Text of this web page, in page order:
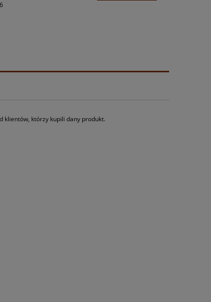
klientów, którzy kupili dany produkt.